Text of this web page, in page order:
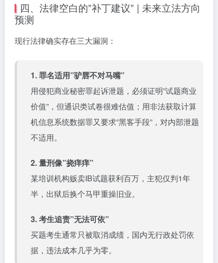
四、法律空白的”补丁建议” | 未来立法方向
预测
现行法律确实存在三大漏洞：
1. 罪名适用”驴唇不对马嘴”
用侵犯商业秘密罪起诉泄题，必须证明”试题商业
价值”，但通识类试卷很难估值；用非法获取计算
机信息系统数据罪又要求”黑客手段”，对内部泄题
不适用。
2. 量刑像”挠痒痒”
某培训机构贩卖IB试题获利百万，主犯仅判1年
半，出狱后换个马甲重操旧业。
3. 考生追责”无法可依”
买题考生通常只被取消成绩，国内无行政处罚依
据，违法成本几乎为零。